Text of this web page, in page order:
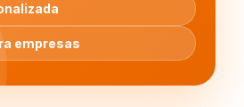
empresas